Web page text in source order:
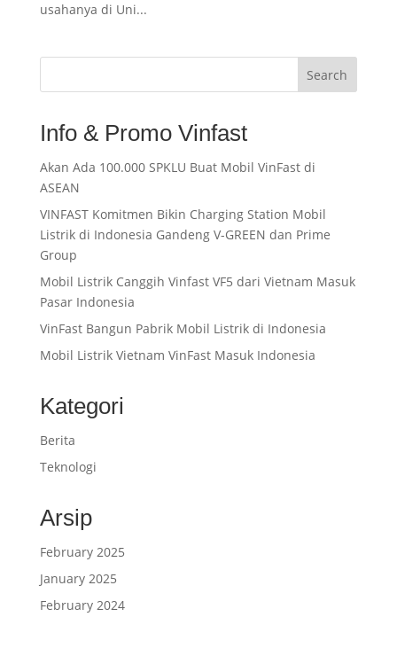
usahanya di Uni...
Search
Info & Promo Vinfast
Akan Ada 100.000 SPKLU Buat Mobil VinFast di
ASEAN
VINFAST Komitmen Bikin Charging Station Mobil
Listrik di Indonesia Gandeng V-GREEN dan Prime
Group
Mobil Listrik Canggih Vinfast VF5 dari Vietnam Masuk
Pasar Indonesia
VinFast Bangun Pabrik Mobil Listrik di Indonesia
Mobil Listrik Vietnam VinFast Masuk Indonesia
Kategori
Berita
Teknologi
Arsip
February 2025
January 2025
February 2024